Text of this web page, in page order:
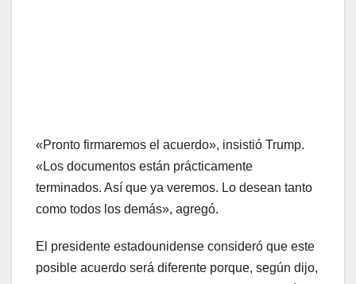
«Pronto firmaremos el acuerdo», insistió Trump.
«Los documentos están prácticamente
terminados. Así que ya veremos. Lo desean tanto
como todos los demás», agregó.
El presidente estadounidense consideró que este
posible acuerdo será diferente porque, según dijo,